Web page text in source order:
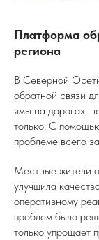
Платформа
региона
В Северной
обратной связи
ямы на дорогах,
только. С
проблеме всего
Местные жители
улучшила
оперативному
проблем было
только упрощает